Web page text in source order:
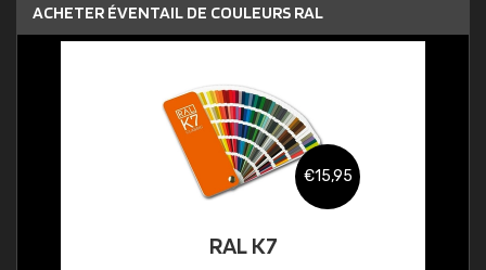
ACHETER ÉVENTAIL DE COULEURS RAL
€15,95
RAL K7